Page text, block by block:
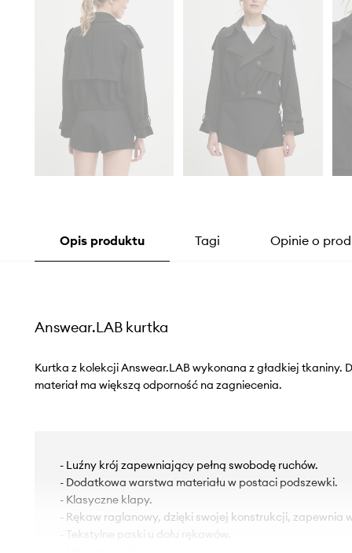
Opis produktu Tagi Opinie o
Answear.LAB kurtka
Kurtka z kolekcji Answear.LAB wykonana z gładkiej tkaniny.
materiał ma większą odporność na zagniecenia.
- Luźny krój zapewniający pełną swobodę ruchów.
- Dodatkowa warstwa materiału w postaci podszewki.
- Klasyczne klapy.
- Rękaw raglanowy, dzięki swojej konstrukcji, zapewnia
- Tekstylne paski u dołu rękawów.